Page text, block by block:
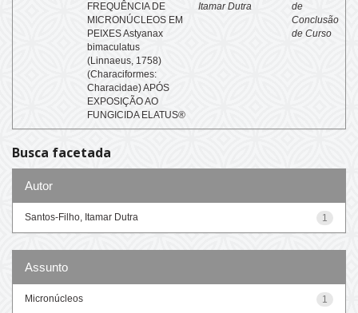
FREQUÊNCIA DE
MICRONÚCLEOS EM
PEIXES Astyanax
bimaculatus
(Linnaeus, 1758)
(Characiformes:
Characidae) APÓS
EXPOSIÇÃO AO
FUNGICIDA ELATUS®
Itamar Dutra
de
Conclusão
de Curso
Busca facetada
Autor
1
Santos-Filho, Itamar Dutra
Assunto
1
Micronúcleos